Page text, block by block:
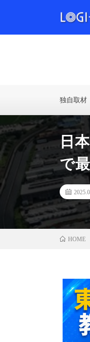
独自取材
日
で
HOME